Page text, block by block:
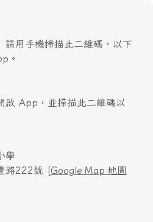
請用手機掃描此二維碼，以下
。
啟 App，並掃描此二維碼以
學
路222號 [Google Map 地圖